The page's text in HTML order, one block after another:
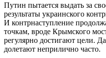
Путин пытается выдать за
результаты украинского
И контрнаступление
точкам, вроде Крымского
регулярно достигают цели.
долетают неприлично часто.